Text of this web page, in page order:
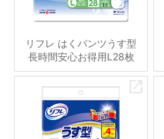
リフレ はくパンツうす型
長時間安心お得用L28枚